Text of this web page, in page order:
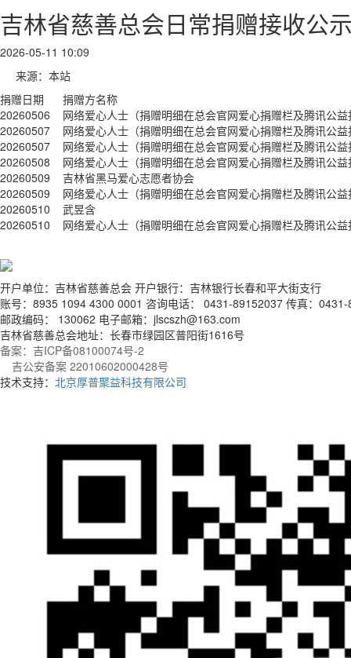
吉林省慈善总会日常捐赠接收公
2026-05-11 10:09
来源：本站
捐赠日期
捐赠方名称
20260506
网络爱心人士（捐赠明细在总会官网爱心捐赠栏及腾讯公
20260507
网络爱心人士（捐赠明细在总会官网爱心捐赠栏及腾讯公
20260507
网络爱心人士（捐赠明细在总会官网爱心捐赠栏及腾讯公
20260508
网络爱心人士（捐赠明细在总会官网爱心捐赠栏及腾讯公
20260509
吉林省黑马爱心志愿者协会
20260509
网络爱心人士（捐赠明细在总会官网爱心捐赠栏及腾讯公
20260510
武昱含
20260510
网络爱心人士（捐赠明细在总会官网爱心捐赠栏及腾讯公
开户单位：吉林省慈善总会 开户银行：吉林银行长春和平大街支行
账号：8935 1094 4300 0001 咨询电话： 0431-89152037 传真：
邮政编码： 130062 电子邮箱：jlscszh@163.com
吉林省慈善总会地址：长春市绿园区普阳街1616号
备案：吉ICP备08100074号-2
吉公安备案 22010602000428号
技术支持： 北京厚普聚益科技有限公司